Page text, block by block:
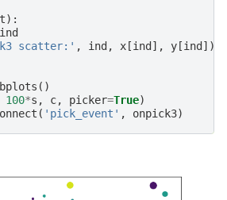
):
ind
scatter:' , ind, x[ind], y[ind])
()
100*s , c, picker=True)
( 'pick_event' , onpick3)